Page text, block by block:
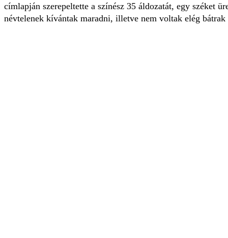
címlapján szerepeltette a színész 35 áldozatát, egy széket
névtelenek kívántak maradni, illetve nem voltak elég